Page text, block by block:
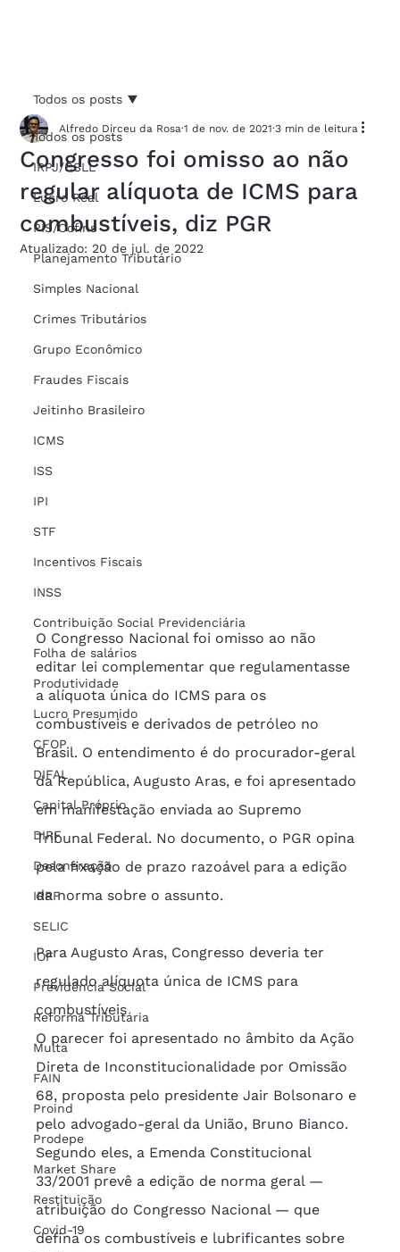
Todos os posts
IRPJ/CSLL
Lucro Real
PIS/Cofins
Planejamento Tributário
Simples Nacional
Crimes Tributários
Grupo Econômico
Fraudes Fiscais
Jeitinho Brasileiro
ICMS
ISS
IPI
STF
Incentivos Fiscais
INSS
Contribuição Social Previdenciária
Folha de salários
Produtividade
Lucro Presumido
CFOP
DIFAL
Capital Próprio
DIRF
Desoneração
IRRF
SELIC
IOF
Previdência Social
Reforma Tributária
Multa
FAIN
Proind
Prodepe
Market Share
Restituição
Covid-19
Todos os posts
Congresso foi omisso ao não
regular alíquota de ICMS para
combustíveis, diz PGR
Alfredo Dirceu da Rosa 1 de nov. de 2021 3 min de leitura
Atualizado: 20 de jul. de 2022
O Congresso Nacional foi omisso ao não
editar lei complementar que regulamentasse
a alíquota única do ICMS para os
combustíveis e derivados de petróleo no
Brasil. O entendimento é do procurador-geral
da República, Augusto Aras, e foi apresentado
em manifestação enviada ao Supremo
Tribunal Federal. No documento, o PGR opina
pela fixação de prazo razoável para a edição
da norma sobre o assunto.
Para Augusto Aras, Congresso deveria ter
regulado alíquota única de ICMS para
combustíveis
O parecer foi apresentado no âmbito da Ação
Direta de Inconstitucionalidade por Omissão
68, proposta pelo presidente Jair Bolsonaro e
pelo advogado-geral da União, Bruno Bianco.
Segundo eles, a Emenda Constitucional
33/2001 prevê a edição de norma geral —
atribuição do Congresso Nacional — que
defina os combustíveis e lubrificantes sobre